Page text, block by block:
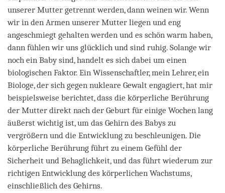
unserer Mutter getrennt werden, dann weinen wir. Wenn
wir in den Armen unserer Mutter liegen und eng
angeschmiegt gehalten werden und es schön warm haben,
dann fühlen wir uns glücklich und sind ruhig. Solange wir
noch ein Baby sind, handelt es sich dabei um einen
biologischen Faktor. Ein Wissenschaftler, mein Lehrer, ein
Biologe, der sich gegen nukleare Gewalt engagiert, hat mir
beispielsweise berichtet, dass die körperliche Berührung
der Mutter direkt nach der Geburt für einige Wochen lang
äußerst wichtig ist, um das Gehirn des Babys zu
vergrößern und die Entwicklung zu beschleunigen. Die
körperliche Berührung führt zu einem Gefühl der
Sicherheit und Behaglichkeit, und das führt wiederum zur
richtigen Entwicklung des körperlichen Wachstums,
einschließlich des Gehirns.